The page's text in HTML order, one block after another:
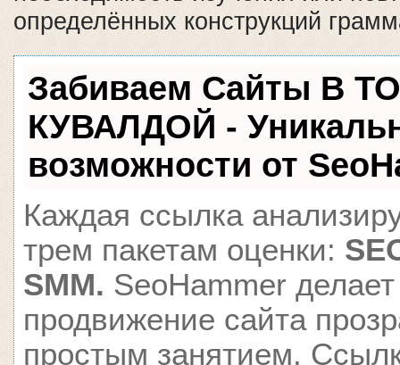
определённых конструкций
Забиваем Сайты В
КУВАЛДОЙ -
возможности от
Каждая ссылка
трем пакетам оценки:
SMM. SeoHammer делает
продвижение сайта
простым занятием.